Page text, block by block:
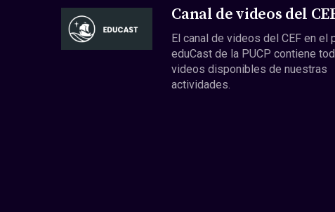
Canal de videos del
El canal de videos del CEF en el
eduCast de la PUCP contiene
videos disponibles de nuestras
actividades.